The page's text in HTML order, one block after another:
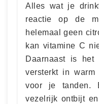
Alles wat je
reactie op de
helemaal geen
kan vitamine C
Daarnaast is
versterkt in
voor je tanden.
vezelrijk ontbijt